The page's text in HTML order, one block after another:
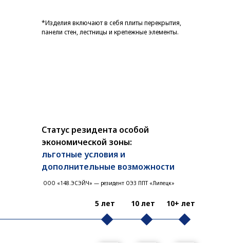
*Изделия включают в себя плиты перекрытия,
панели стен, лестницы и крепежные элементы.
Статус резидента особой
экономической зоны:
льготные условия и
дополнительные возможности
ООО «148.ЭСЭЙЧ» — резидент ОЭЗ ППТ «Липецк»
10+ лет
10 лет
5 лет